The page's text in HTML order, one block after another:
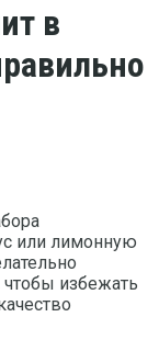
в
или лимонную
избежать